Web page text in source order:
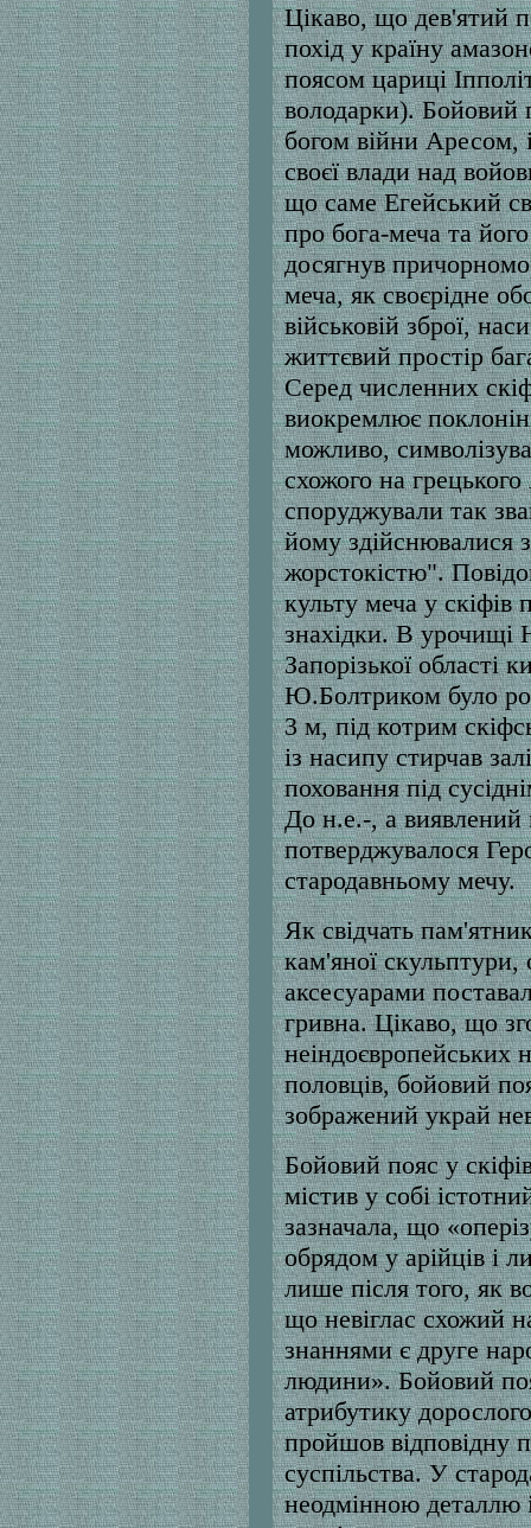
Цікаво, що дев'ятий
похід у країну
поясом цариці
володарки). Бойовий
богом війни Аресом,
своєї влади над
що саме Егейський
про бога-меча та
досягнув
меча, як своєрідне
військовій зброї,
життєвий простір
Серед численних
виокремлює
можливо,
схожого на
споруджували так
йому здійснювалися
жорстокістю".
культу меча у скіфів
знахідки. В урочищі
Запорізької області
Ю.Болтриком було
3 м, під котрим
із насипу стирчав
поховання під
До н.е.-, а
потверджувалося
стародавньому мечу.
Як свідчать
кам'яної скульптури,
аксесуарами
гривна. Цікаво, що
неіндоєвропейських
половців, бойовий
зображений украй
Бойовий пояс у
містив у собі
зазначала, що
обрядом у арійців і
лише після того, як
що невіглас схожий
знаннями є друге
людини». Бойовий
атрибутику
пройшов відповідну
суспільства. У
неодмінною деталлю